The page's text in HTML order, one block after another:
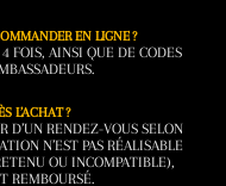
EN LIGNE ?
FOIS, AINSI QUE DE CODES
L’ACHAT ?
D’UN RENDEZ-VOUS SELON
N’EST PAS RÉALISABLE
OU INCOMPATIBLE),
REMBOURSÉ.